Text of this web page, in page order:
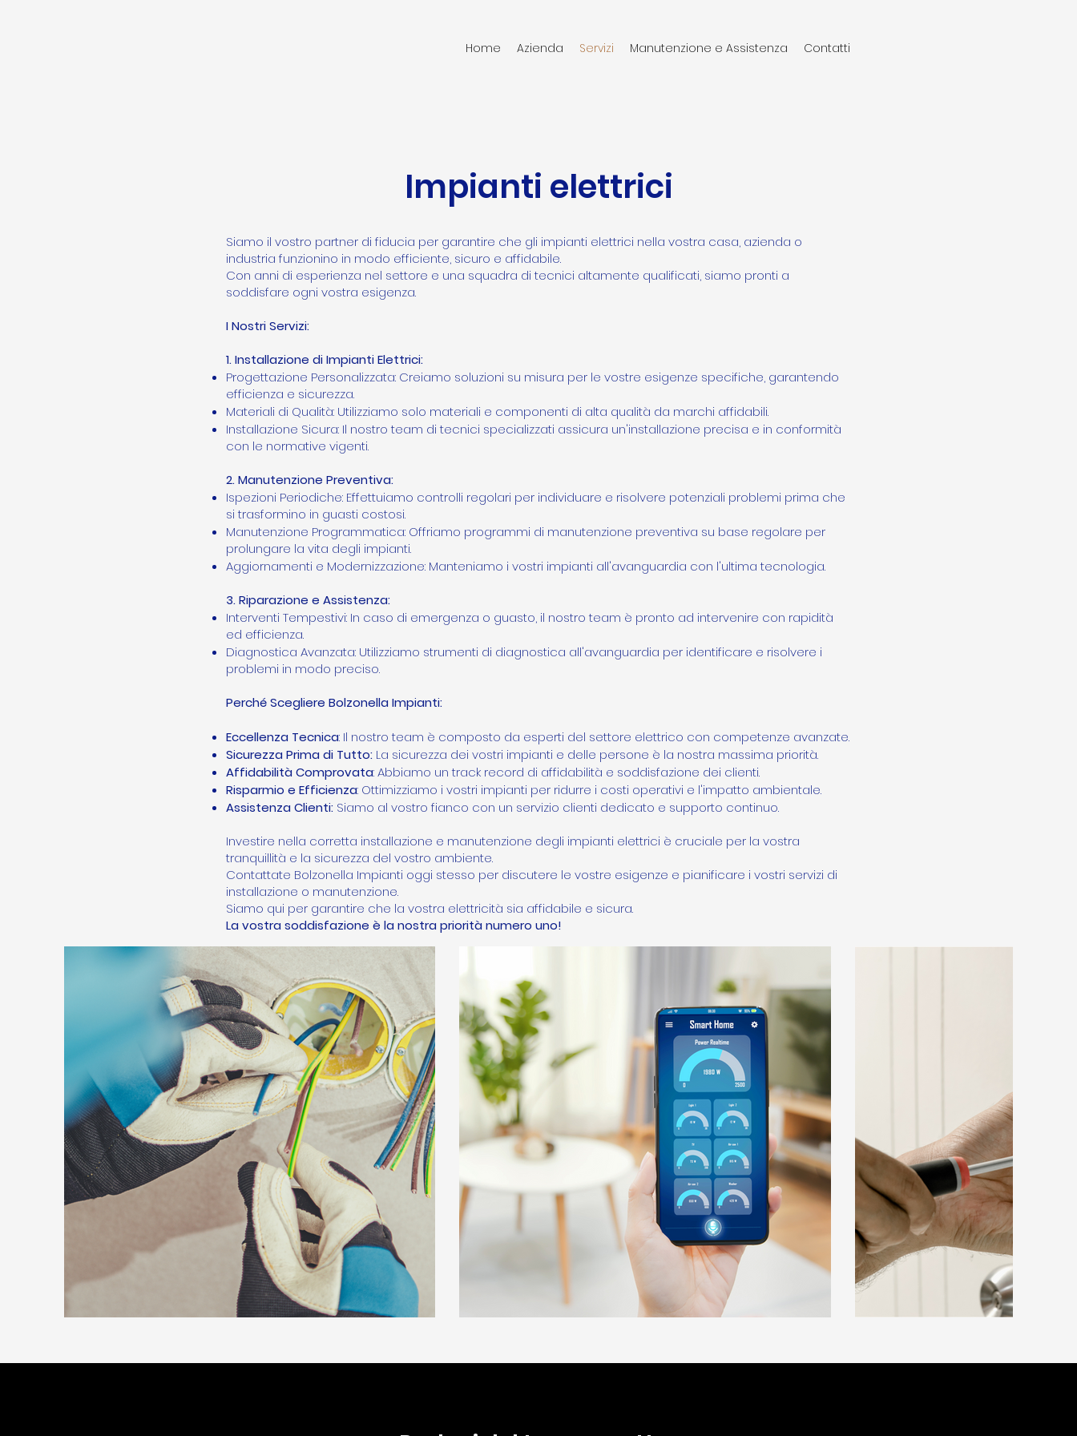
Home Azienda Servizi Manutenzione e Assistenza Contatti
Impianti elettrici
Siamo il vostro partner di fiducia per garantire che gli impianti elettrici nella vostra casa, azienda o
industria funzionino in modo efficiente, sicuro e affidabile.
Con anni di esperienza nel settore e una squadra di tecnici altamente qualificati, siamo pronti a
soddisfare ogni vostra esigenza.
I Nostri Servizi:
1. Installazione di Impianti Elettrici:
Progettazione Personalizzata: Creiamo soluzioni su misura per le vostre esigenze specifiche, garantendo
efficienza e sicurezza.
Materiali di Qualità: Utilizziamo solo materiali e componenti di alta qualità da marchi affidabili.
Installazione Sicura: Il nostro team di tecnici specializzati assicura un'installazione precisa e in conformità
con le normative vigenti.
2. Manutenzione Preventiva:
Ispezioni Periodiche: Effettuiamo controlli regolari per individuare e risolvere potenziali problemi prima che
si trasformino in guasti costosi.
Manutenzione Programmatica: Offriamo programmi di manutenzione preventiva su base regolare per
prolungare la vita degli impianti.
Aggiornamenti e Modernizzazione: Manteniamo i vostri impianti all'avanguardia con l'ultima tecnologia.
3. Riparazione e Assistenza:
Interventi Tempestivi: In caso di emergenza o guasto, il nostro team è pronto ad intervenire con rapidità
ed efficienza.
Diagnostica Avanzata: Utilizziamo strumenti di diagnostica all'avanguardia per identificare e risolvere i
problemi in modo preciso.
Perché Scegliere Bolzonella Impianti:
Eccellenza Tecnica: Il nostro team è composto da esperti del settore elettrico con competenze avanzate.
Sicurezza Prima di Tutto: La sicurezza dei vostri impianti e delle persone è la nostra massima priorità.
Affidabilità Comprovata: Abbiamo un track record di affidabilità e soddisfazione dei clienti.
Risparmio e Efficienza: Ottimizziamo i vostri impianti per ridurre i costi operativi e l'impatto ambientale.
Assistenza Clienti: Siamo al vostro fianco con un servizio clienti dedicato e supporto continuo.
Investire nella corretta installazione e manutenzione degli impianti elettrici è cruciale per la vostra
tranquillità e la sicurezza del vostro ambiente.
Contattate Bolzonella Impianti oggi stesso per discutere le vostre esigenze e pianificare i vostri servizi di
installazione o manutenzione.
Siamo qui per garantire che la vostra elettricità sia affidabile e sicura.
La vostra soddisfazione è la nostra priorità numero uno!